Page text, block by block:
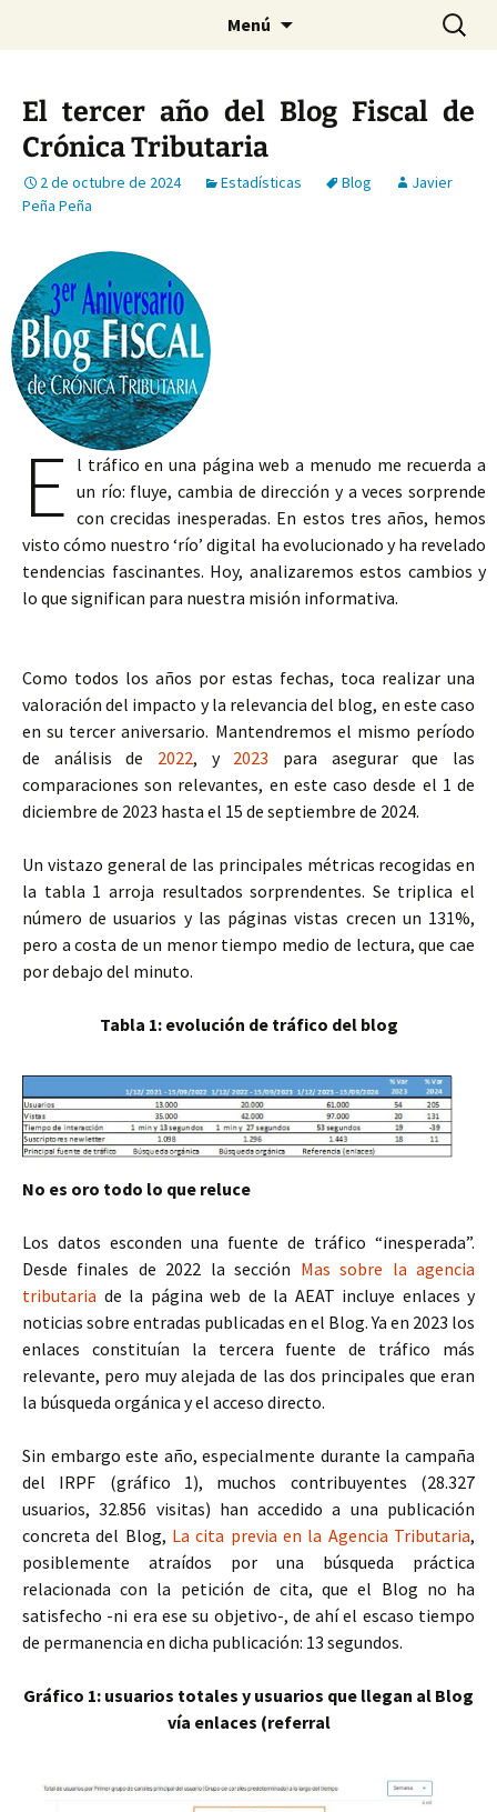
Menú Buscar:
El tercer año del Blog Fiscal de
Crónica Tributaria
2 de octubre de 2024 Estadísticas Blog
Javier
Peña Peña
E l tráfico en una página web a menudo me recuerda a
un río: fluye, cambia de dirección y a veces sorprende
con crecidas inesperadas. En estos tres años, hemos
visto cómo nuestro ‘río’ digital ha evolucionado y ha revelado
tendencias fascinantes. Hoy, analizaremos estos cambios y
lo que significan para nuestra misión informativa.
Como todos los años por estas fechas, toca realizar una
valoración del impacto y la relevancia del blog, en este caso
en su tercer aniversario. Mantendremos el mismo período
de análisis de 2022, y 2023 para asegurar que las
comparaciones son relevantes, en este caso desde el 1 de
diciembre de 2023 hasta el 15 de septiembre de 2024.
Un vistazo general de las principales métricas recogidas en
la tabla 1 arroja resultados sorprendentes. Se triplica el
número de usuarios y las páginas vistas crecen un 131%,
pero a costa de un menor tiempo medio de lectura, que cae
por debajo del minuto.
Tabla 1: evolución de tráfico del blog
No es oro todo lo que reluce
Los datos esconden una fuente de tráfico “inesperada”.
Desde finales de 2022 la sección Mas sobre la agencia
tributaria de la página web de la AEAT incluye enlaces y
noticias sobre entradas publicadas en el Blog. Ya en 2023 los
enlaces constituían la tercera fuente de tráfico más
relevante, pero muy alejada de las dos principales que eran
la búsqueda orgánica y el acceso directo.
Sin embargo este año, especialmente durante la campaña
del IRPF (gráfico 1), muchos contribuyentes (28.327
usuarios, 32.856 visitas) han accedido a una publicación
concreta del Blog, La cita previa en la Agencia Tributaria,
posiblemente atraídos por una búsqueda práctica
relacionada con la petición de cita, que el Blog no ha
satisfecho -ni era ese su objetivo-, de ahí el escaso tiempo
de permanencia en dicha publicación: 13 segundos.
Gráfico 1: usuarios totales y usuarios que llegan al Blog
vía enlaces (referral